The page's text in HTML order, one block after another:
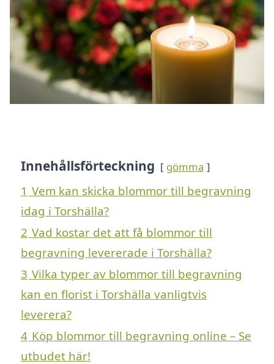
Innehållsförteckning gömma
1 Vem kan skicka blommor till begravning
idag i Torshälla?
2 Vad kostar det att få blommor till
begravning levererade i Torshälla?
3 Vilka typer av blommor till begravning
kan en florist i Torshälla vanligtvis
leverera?
4 Köp blommor till begravning online – Se
utbudet här!